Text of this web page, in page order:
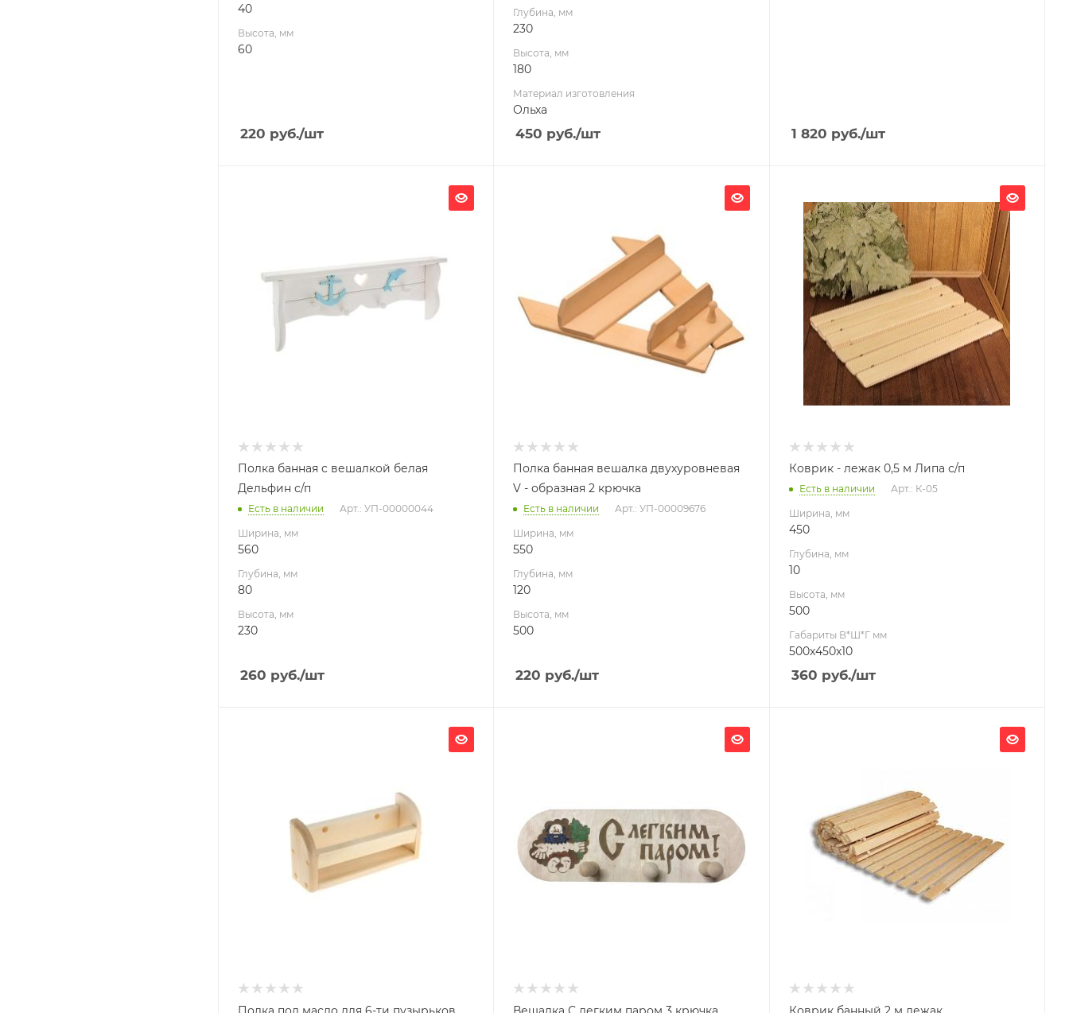
40
Высота, мм
60
220 руб./шт
Глубина, мм
230
Высота, мм
180
Материал изготовления
Ольха
450 руб./шт 1 820 руб./шт
Высота, мм
Полка банная с вешалкой белая
Дельфин с/п
Есть в наличии Арт.: УП-00000044
Ширина, мм
560
Глубина, мм
80
Высота, мм
230
260 руб./шт
Полка банная вешалка двухуровневая
V - образная 2 крючка
Есть в наличии Арт.: УП-00009676
Ширина, мм
550
Глубина, мм
120
Высота, мм
500
220 руб./шт
450
Глубина, мм
Высота, мм
500
Габариты В*Ш*Г мм
500x450x10
Коврик - лежак 0,5 м Липа с/п
Есть в наличии Арт.: К-05
Ширина, мм
450
Глубина, мм
10
Высота, мм
500
Габариты В*Ш*Г мм
500x450x10
360 руб./шт
Материал изготовления
Высота, мм
100
Материал изготовления
Липа
Высота, мм
2000
Материал изготовления